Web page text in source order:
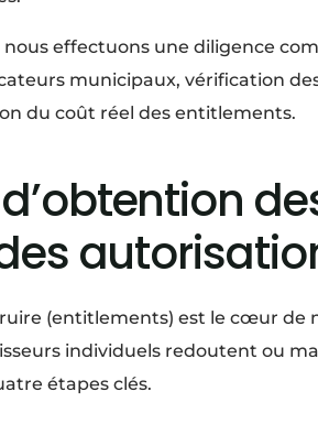
effectuons une diligence
municipaux, vérification
du coût réel des entitlements.
(entitlements) est le cœur de
individuels redoutent ou
étapes clés.